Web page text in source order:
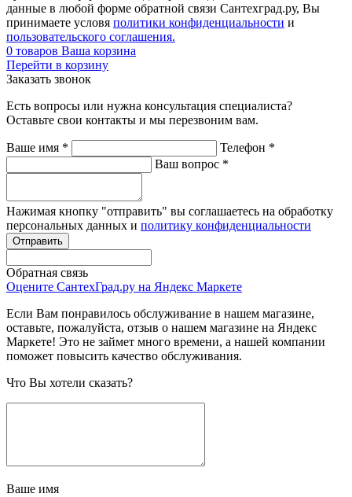
данные в любой форме обратной связи Сантехград.ру, Вы
принимаете условя политики конфиденциальности и
пользовательского соглашения.
0 товаров Ваша корзина
Перейти в корзину
Заказать звонок
Есть вопросы или нужна консультация специалиста?
Оставьте свои контакты и мы перезвоним вам.
Ваше имя * Телефон *
Ваш вопрос *
Нажимая кнопку "отправить" вы соглашаетесь на обработку
персональных данных и политику конфиденциальности
Обратная связь
Оцените СантехГрад.ру на Яндекс Маркете
Если Вам понравилось обслуживание в нашем магазине,
оставьте, пожалуйста, отзыв о нашем магазине на Яндекс
Маркете! Это не займет много времени, а нашей компании
поможет повысить качество обслуживания.
Что Вы хотели сказать?
Ваше имя